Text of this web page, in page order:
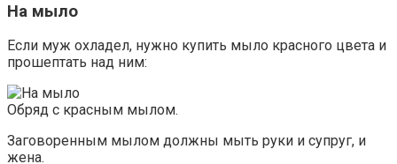
На мыло
Если муж охладел, нужно купить мыло красного цвета и
прошептать над ним:
Обряд с красным мылом.
Заговоренным мылом должны мыть руки и супруг, и
жена.